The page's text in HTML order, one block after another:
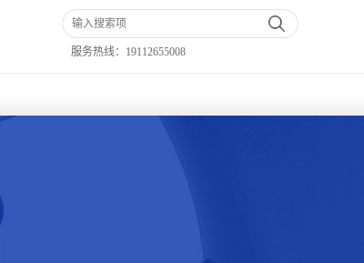
服务热线： 19112655008